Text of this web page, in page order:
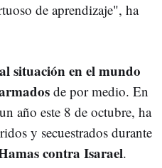
de aprendizaje", ha
situación en el mundo
de por medio. En
año este 8 de octubre, ha
y secuestrados durante
contra Isarael.